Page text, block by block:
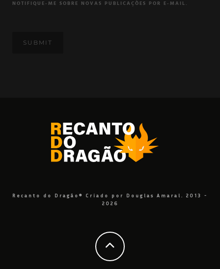
NOTIFIQUE-ME SOBRE NOVAS PUBLICAÇÕES POR E-MAIL.
Recanto do Dragão® Criado por Douglas Amaral. 2013 -
2026